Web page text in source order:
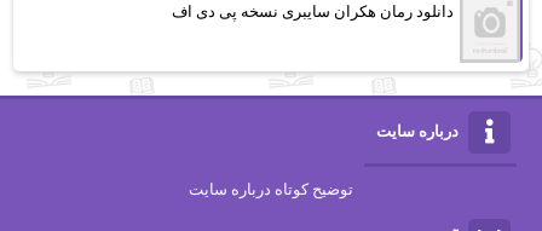
دانلود رمان هکران سایبری نسخه پی دی اف
درباره سایت
توضیح کوتاه درباره سایت